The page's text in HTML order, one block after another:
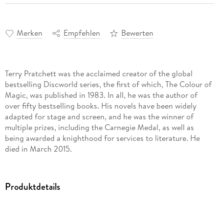
Merken Empfehlen Bewerten
Terry Pratchett was the acclaimed creator of the global
bestselling Discworld series, the first of which, The Colour of
Magic, was published in 1983. In all, he was the author of
over fifty bestselling books. His novels have been widely
adapted for stage and screen, and he was the winner of
multiple prizes, including the Carnegie Medal, as well as
being awarded a knighthood for services to literature. He
died in March 2015.
Produktdetails